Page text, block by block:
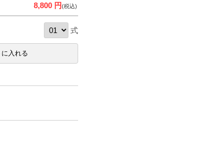
8,800 円(税込)
式